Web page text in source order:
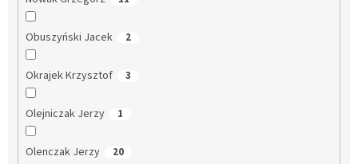
Obuszyński Jacek 2
Okrajek Krzysztof 3
Olejniczak Jerzy 1
Olenczak Jerzy 20